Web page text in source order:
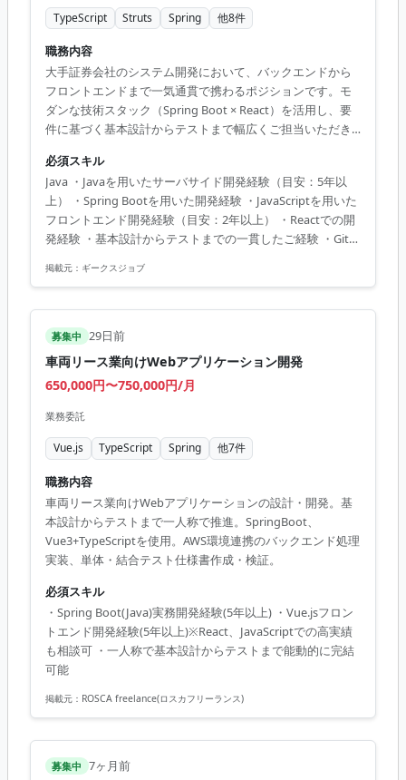
TypeScript Struts Spring 他8件
職務内容
大手証券会社のシステム開発において、バックエンドから
フロントエンドまで一気通貫で携わるポジションです。モ
ダンな技術スタック（Spring Boot × React）を活用し、要
件に基づく基本設計からテストまで幅広くご担当いただき
クリティカルなシステムにおいて、JavaとReactを用いたフ
ルスタック開発の経験が積める希少な案件です。堅牢なバ
ックエンド設計手法とモダンなフロントエンド技術を両立
させるスキルは、今後のエンタープライズ領域における技
術リードやアーキテクトへのステップアップに直結しま
す。
必須スキル
Java ・Javaを用いたサーバサイド開発経験（目安：5年以
上） ・Spring Bootを用いた開発経験 ・JavaScriptを用いた
フロントエンド開発経験（目安：2年以上） ・Reactでの開
発経験 ・基本設計からテストまでの一貫したご経験 ・Gitの
決できる方
掲載元： ギークスジョブ
募集中 29日前
車両リース業向けWebアプリケーション開発
650,000円〜750,000円/月
業務委託
Vue.js TypeScript Spring 他7件
職務内容
車両リース業向けWebアプリケーションの設計・開発。基
本設計からテストまで一人称で推進。SpringBoot、
Vue3+TypeScriptを使用。AWS環境連携のバックエンド処理
実装、単体・結合テスト仕様書作成・検証。
必須スキル
・Spring Boot(Java)実務開発経験(5年以上) ・Vue.jsフロン
トエンド開発経験(5年以上)※React、JavaScriptでの高実績
も相談可 ・一人称で基本設計からテストまで能動的に完結
可能
掲載元： ROSCA freelance(ロスカフリーランス)
募集中 7ヶ月前